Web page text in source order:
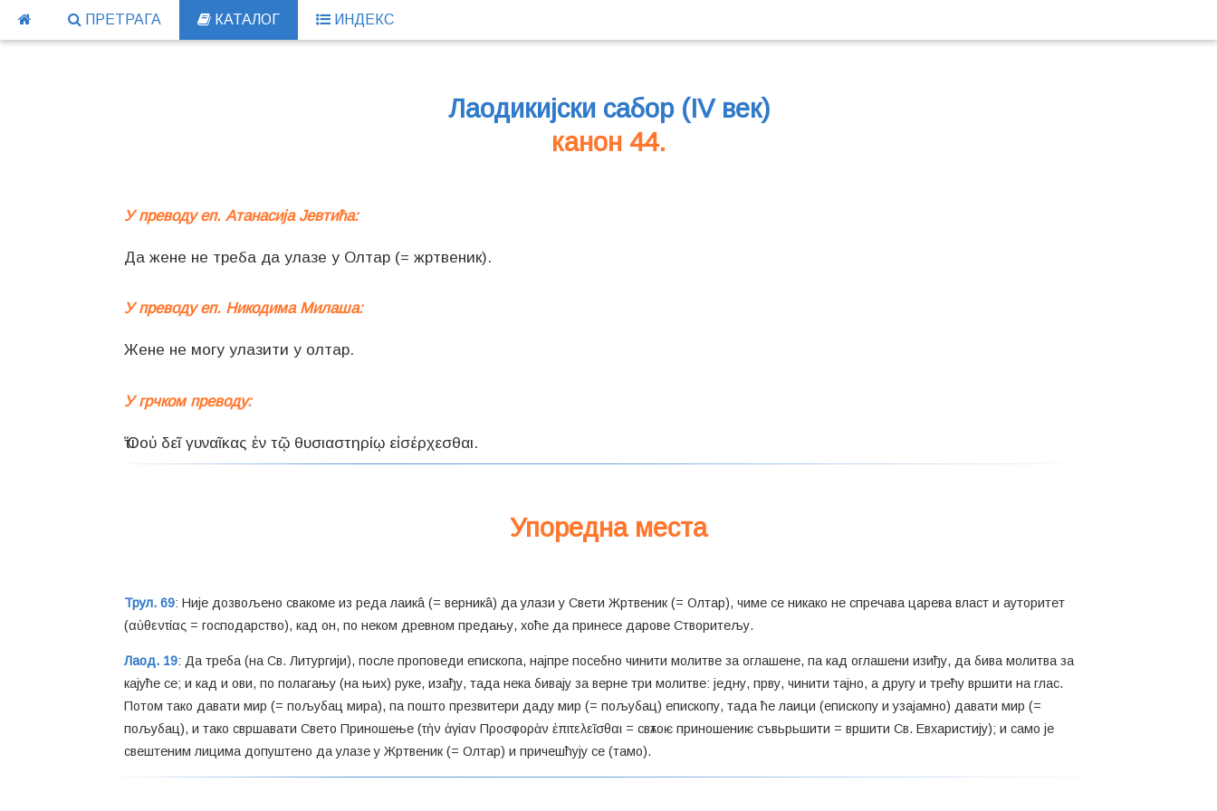
ПРЕТРАГА КАТАЛОГ ИНДЕКС
Лаодикијски сабор (IV век)
канон 44.
У преводу еп. Атанасија Јевтића:
Да жене не треба да улазе у Олтар (= жртвеник).
У преводу еп. Никодима Милаша:
Жене не могу улазити у олтар.
У грчком преводу:
Упоредна места
Трул. 69: Није дозвољено свакоме из реда лаикâ (= верникâ) да улази у Свети Жртвеник (= Олтар), чиме се никако не спречава царева власт и ауторитет
(αὐθεντίας = господарство), кад он, по неком древном предању, хоће да принесе дарове Створитељу.
Лаод. 19: Да треба (на Св. Литургији), после проповеди епископа, најпре посебно чинити молитве за оглашене, па кад оглашени изиђу, да бива молитва за
кајуће се; и кад и ови, по полагању (на њих) руке, изађу, тада нека бивају за верне три молитве: једну, прву, чинити тајно, а другу и трећу вршити на глас.
Потом тако давати мир (= пољубац мира), па пошто презвитери даду мир (= пољубац) епископу, тада ће лаици (епископу и узајамно) давати мир (=
пољубац), и тако свршавати Свето Приношење (τὴν ἁγίαν Προσφορὰν ἐπιτελεῖσθαι = свѧтоѥ приношениѥ съвьрьшити = вршити Св. Евхаристију); и само је
свештеним лицима допуштено да улазе у Жртвеник (= Олтар) и причешћују се (тамо).